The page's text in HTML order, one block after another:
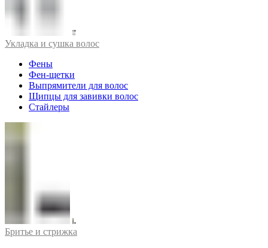
Укладка и сушка волос
Фены
Фен-щетки
Выпрямители для волос
Щипцы для завивки волос
Стайлеры
Бритье и стрижка